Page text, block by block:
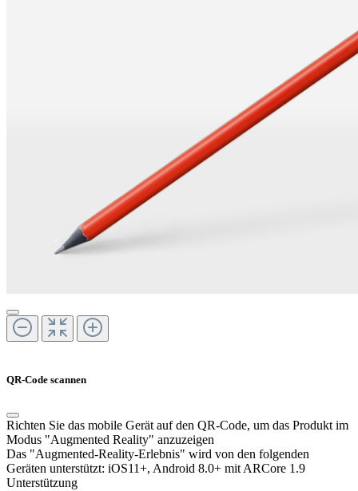
QR-Code scannen
Richten Sie das mobile Gerät auf den QR-Code, um das Produkt im
Modus "Augmented Reality" anzuzeigen
Das "Augmented-Reality-Erlebnis" wird von den folgenden
Geräten unterstützt: iOS11+, Android 8.0+ mit ARCore 1.9
Unterstützung